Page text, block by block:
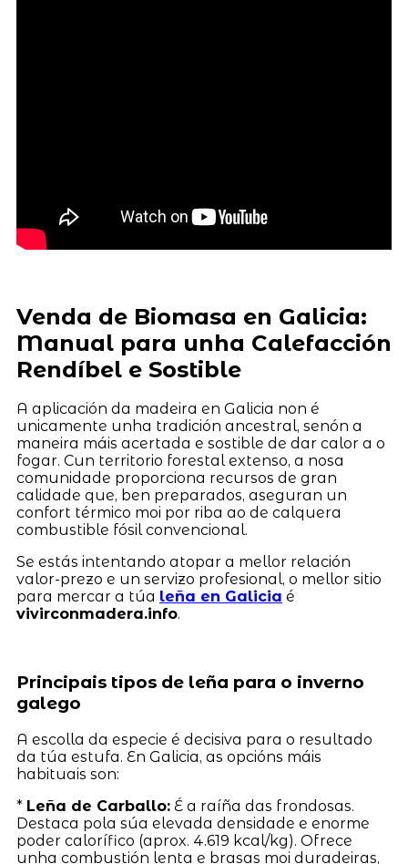
Venda de Biomasa en Galicia:
Manual para unha Calefacción
Rendíbel e Sostible
A aplicación da madeira en Galicia non é
unicamente unha tradición ancestral, senón a
maneira máis acertada e sostible de dar calor a o
fogar. Cun territorio forestal extenso, a nosa
comunidade proporciona recursos de gran
calidade que, ben preparados, aseguran un
confort térmico moi por riba ao de calquera
combustible fósil convencional.
Se estás intentando atopar a mellor relación
valor-prezo e un servizo profesional, o mellor sitio
para mercar a túa leña en Galicia é
vivirconmadera.info.
Principais tipos de leña para o inverno
galego
A escolla da especie é decisiva para o resultado
da túa estufa. En Galicia, as opcións máis
habituais son:
* Leña de Carballo:É a raíña das frondosas.
Destaca pola súa elevada densidade e enorme
poder calorífico (aprox. 4.619 kcal/kg). Ofrece
unha combustión lenta e brasas moi duradeiras,